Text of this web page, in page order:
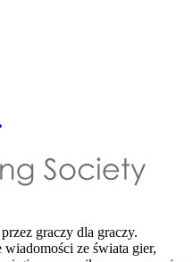
graczy dla graczy.
ze świata gier,